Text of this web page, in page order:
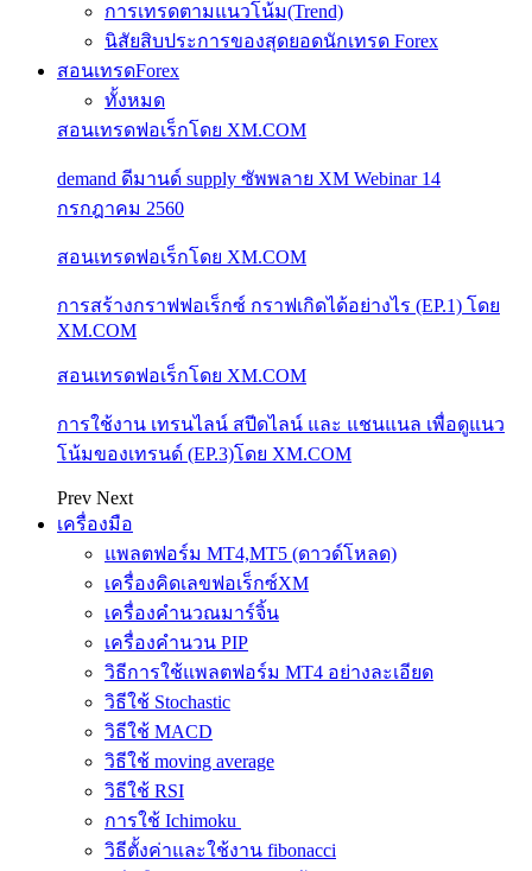
การเทรดตามแนวโน้ม(Trend)
นิสัยสิบประการของสุดยอดนักเทรด Forex
สอนเทรดForex
ทั้งหมด
สอนเทรดฟอเร็กโดย XM.COM
demand ดีมานด์ supply ซัพพลาย XM Webinar 14
กรกฎาคม 2560
สอนเทรดฟอเร็กโดย XM.COM
การสร้างกราฟฟอเร็กซ์ กราฟเกิดได้อย่างไร (EP.1) โดย
XM.COM
สอนเทรดฟอเร็กโดย XM.COM
การใช้งาน เทรนไลน์ สปีดไลน์ และ แชนแนล เพื่อดูแนว
โน้มของเทรนด์ (EP.3)โดย XM.COM
Prev Next
เครื่องมือ
แพลตฟอร์ม MT4,MT5 (ดาวด์โหลด)
เครื่องคิดเลขฟอเร็กซ์XM
เครื่องคำนวณมาร์จิ้น
เครื่องคำนวน PIP
วิธีการใช้แพลตฟอร์ม MT4 อย่างละเอียด
วิธีใช้ Stochastic
วิธีใช้ MACD
วิธีใช้ moving average
วิธีใช้ RSI
การใช้ Ichimoku
วิธีตั้งค่าและใช้งาน fibonacci